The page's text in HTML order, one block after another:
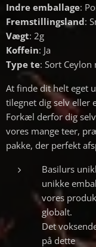
Indre emballage:
Fremstillingsland:
Vægt: 2g
Koffein: Ja
Type te: Sort Ceylon
At finde dit helt eget
tilegnet dig selv eller
Forkæl derfor dig
vores mange teer,
pakke, der perfekt
Basilurs
unikke
vores
globalt.
Det
på dette